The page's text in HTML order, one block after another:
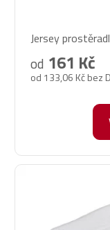
hodnocení
produktu
je
Jersey
od 133,06 Kč bez
od 161 Kč